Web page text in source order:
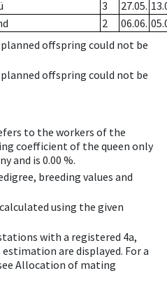
3 27.05.
2 06.06.
offspring could not be
offspring could not be
to the workers of the
coefficient of the queen only
and is 0.00 %.
breeding values and
using the given
with a registered 4a,
are displayed. For a
Allocation of mating